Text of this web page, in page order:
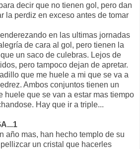
decir que no tienen gol, pero dan
la perdiz en exceso antes de tomar
en las ultimas jornadas
de cara al gol, pero tienen la
un saco de culebras. Lejos de
pero tampoco dejan de apretar.
que me huele a mi que se va a
Ambos conjuntos tienen un
huele que se van a estar mas tiempo
Hay que ir a triple...
año mas, han hecho templo de su
un cristal que hacerles